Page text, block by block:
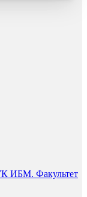
ИБМ. Факультет